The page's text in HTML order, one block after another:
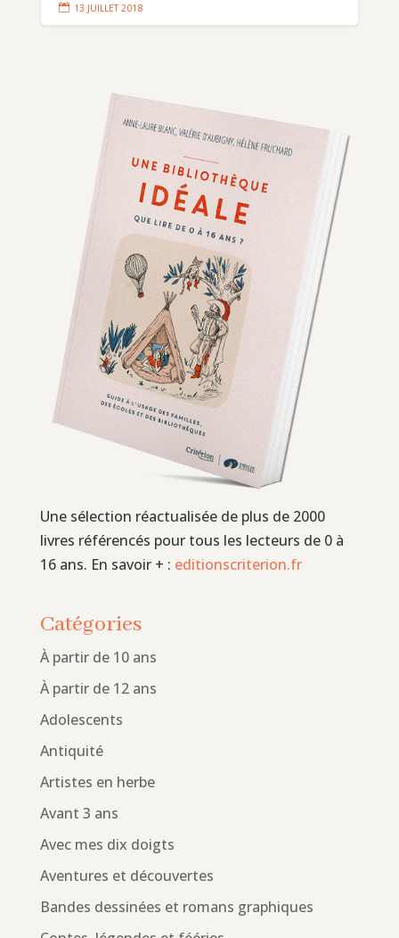
 13 JUILLET 2018
Une sélection réactualisée de plus de 2000
livres référencés pour tous les lecteurs de 0 à
16 ans. En savoir + : editionscriterion.fr
Catégories
À partir de 10 ans
À partir de 12 ans
Adolescents
Antiquité
Artistes en herbe
Avant 3 ans
Avec mes dix doigts
Aventures et découvertes
Bandes dessinées et romans graphiques